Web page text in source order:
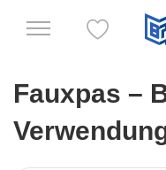
Fauxpas –